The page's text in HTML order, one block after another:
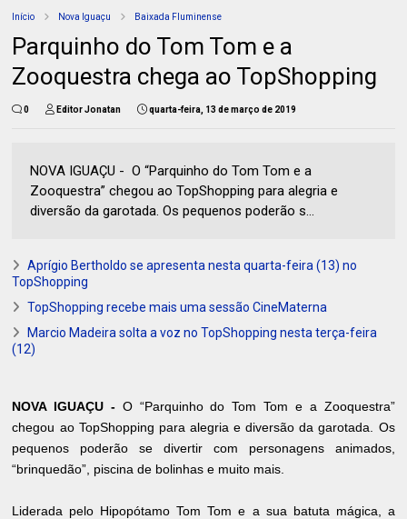
Início Nova Iguaçu Baixada Fluminense
Parquinho do Tom Tom e a
Zooquestra chega ao TopShopping
0 Editor Jonatan quarta-feira, 13 de março de 2019
NOVA IGUAÇU - O “Parquinho do Tom Tom e a
Zooquestra” chegou ao TopShopping para alegria e
diversão da garotada. Os pequenos poderão s...
Aprígio Bertholdo se apresenta nesta quarta-feira (13) no
TopShopping
TopShopping recebe mais uma sessão CineMaterna
Marcio Madeira solta a voz no TopShopping nesta terça-feira
(12)
NOVA IGUAÇU - O “Parquinho do Tom Tom e a Zooquestra”
chegou ao TopShopping para alegria e diversão da garotada. Os
pequenos poderão se divertir com personagens animados,
“brinquedão”, piscina de bolinhas e muito mais.
Liderada pelo Hipopótamo Tom Tom e a sua batuta mágica, a